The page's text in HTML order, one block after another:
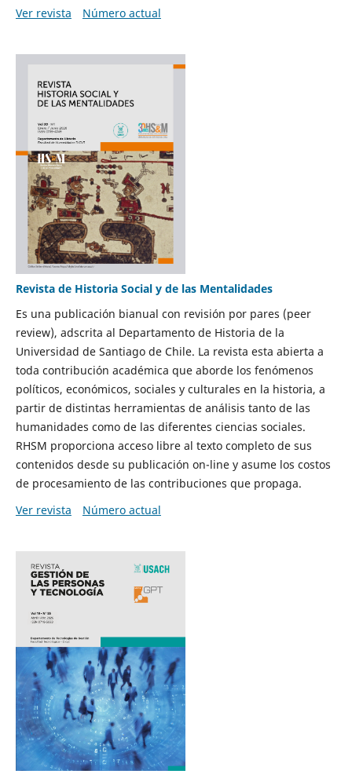
Ver revista
Número actual
Revista de Historia Social y de las Mentalidades
Es una publicación bianual con revisión por pares (peer
review), adscrita al Departamento de Historia de la
Universidad de Santiago de Chile. La revista esta abierta a
toda contribución académica que aborde los fenómenos
políticos, económicos, sociales y culturales en la historia, a
partir de distintas herramientas de análisis tanto de las
humanidades como de las diferentes ciencias sociales.
RHSM proporciona acceso libre al texto completo de sus
contenidos desde su publicación on-line y asume los costos
de procesamiento de las contribuciones que propaga.
Ver revista
Número actual